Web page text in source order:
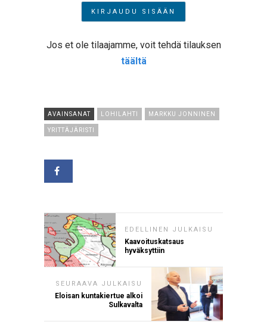
Jos et ole tilaajamme, voit tehdä tilauksen
täältä
AVAINSANAT LOHILAHTI MARKKU JONNINEN
YRITTÄJÄRISTI
EDELLINEN JULKAISU
Kaavoituskatsaus
hyväksyttiin
SEURAAVA JULKAISU
Eloisan kuntakiertue alkoi
Sulkavalta